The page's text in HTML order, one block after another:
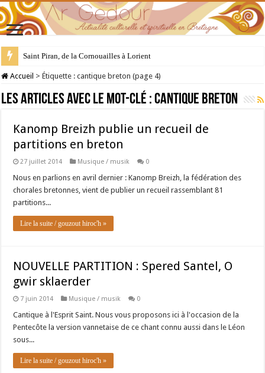
Saint Piran, de la Cornouailles à Lorient
28 juillet : Saint Samson de Dol, père de la Bretagne chrétienne
Accueil > Étiquette :cantique breton (page 4)
Les articles avec le mot-clé :cantique breton
Kanomp Breizh publie un recueil de
partitions en breton
27 juillet 2014 Musique / musik 0
Nous en parlions en avril dernier : Kanomp Breizh, la fédération des
chorales bretonnes, vient de publier un recueil rassemblant 81
partitions...
Lire la suite / gouzout hiroc'h »
NOUVELLE PARTITION : Spered Santel, O
gwir sklaerder
7 juin 2014 Musique / musik 0
Cantique à l'Esprit Saint. Nous vous proposons ici à l'occasion de la
Pentecôte la version vannetaise de ce chant connu aussi dans le Léon
sous...
Lire la suite / gouzout hiroc'h »